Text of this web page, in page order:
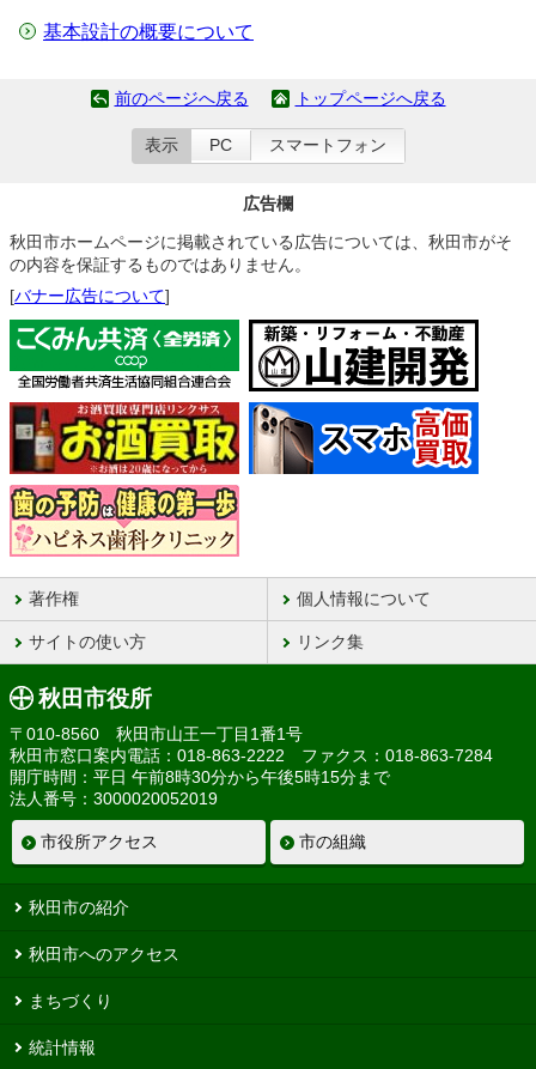
基本設計の概要について
前のページへ戻る トップページへ戻る
表示 PC スマートフォン
広告欄
秋田市ホームページに掲載されている広告については、秋田市がそ
の内容を保証するものではありません。
[バナー広告について]
著作権 個人情報について
サイトの使い方 リンク集
秋田市役所
〒010-8560 秋田市山王一丁目1番1号
秋田市窓口案内電話：018-863-2222 ファクス：018-863-7284
開庁時間：平日 午前8時30分から午後5時15分まで
法人番号：3000020052019
市役所アクセス 市の組織
秋田市の紹介
秋田市へのアクセス
まちづくり
統計情報